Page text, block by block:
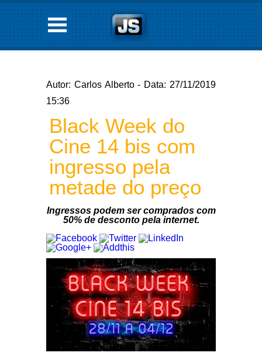
Autor: Carlos Alberto - Data: 27/11/2019
15:36
Black Week do
Cine 14 bis com
ingresso pela
metade do preço
Ingressos podem ser comprados com
50% de desconto pela internet.